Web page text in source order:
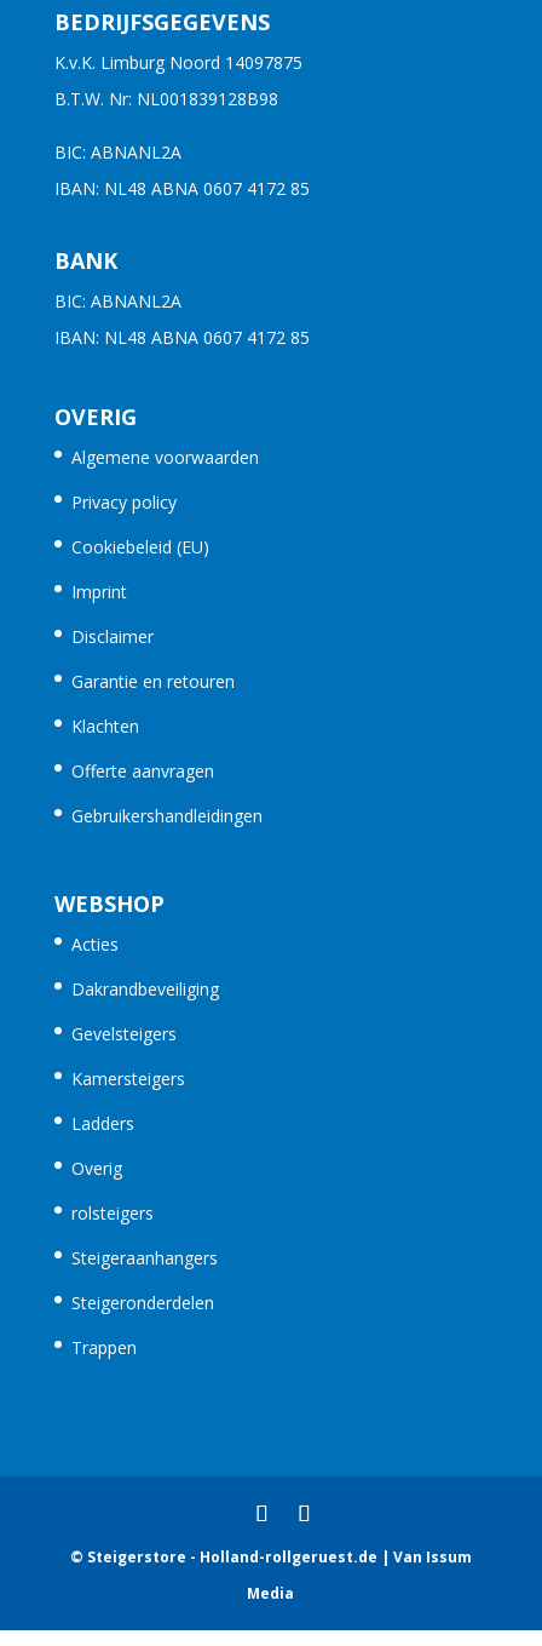
BEDRIJFSGEGEVENS
K.v.K. Limburg Noord 14097875
B.T.W. Nr: NL001839128B98
BIC: ABNANL2A
IBAN: NL48 ABNA 0607 4172 85
BANK
BIC: ABNANL2A
IBAN: NL48 ABNA 0607 4172 85
OVERIG
Algemene voorwaarden
Privacy policy
Cookiebeleid (EU)
Imprint
Disclaimer
Garantie en retouren
Klachten
Offerte aanvragen
Gebruikershandleidingen
WEBSHOP
Acties
Dakrandbeveiliging
Gevelsteigers
Kamersteigers
Ladders
Overig
rolsteigers
Steigeraanhangers
Steigeronderdelen
Trappen
© Steigerstore - Holland-rollgeruest.de | Van Issum
Media